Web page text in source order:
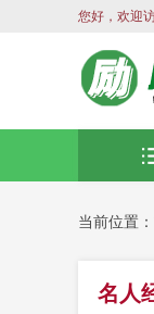
您好，欢迎
当前位置：
名人